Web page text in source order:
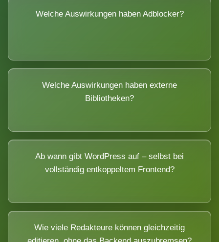
Welche Auswirkungen haben Adblocker?
Welche Auswirkungen haben externe
Bibliotheken?
Ab wann gibt WordPress auf – selbst bei
vollständig entkoppeltem Frontend?
Wie viele Redakteure können gleichzeitig